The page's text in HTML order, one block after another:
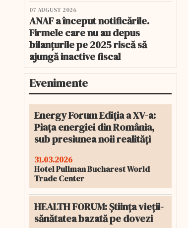
07 AUGUST 2026
ANAF a început notificările.
Firmele care nu au depus
bilanțurile pe 2025 riscă să
ajungă inactive fiscal
Evenimente
Energy Forum Ediția a XV-a:
Piața energiei din România,
sub presiunea noii realități
31.03.2026
Hotel Pullman Bucharest World
Trade Center
HEALTH FORUM: Știința vieții-
sănătatea bazată pe dovezi